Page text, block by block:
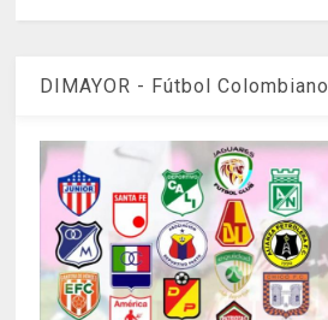
DIMAYOR - Fútbol Colombiano